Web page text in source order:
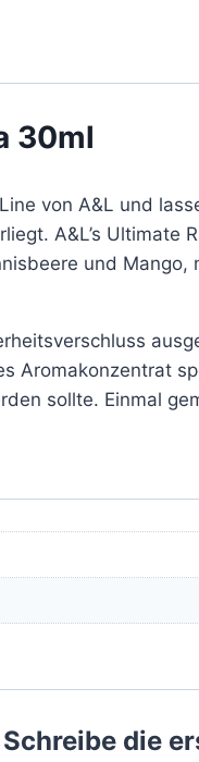
30ml
von A&L und
A&L’s Ultimate
und Mango,
Aromakonzentrat
sollte. Einmal
Schreibe die